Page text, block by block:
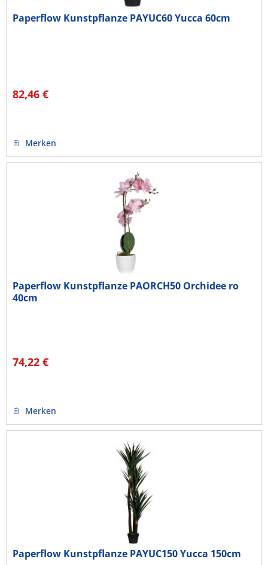
Paperflow Kunstpflanze PAYUC60 Yucca 60cm
82,46 €
Merken
Paperflow Kunstpflanze PAORCH50 Orchidee ro
40cm
74,22 €
Merken
Paperflow Kunstpflanze PAYUC150 Yucca 150cm